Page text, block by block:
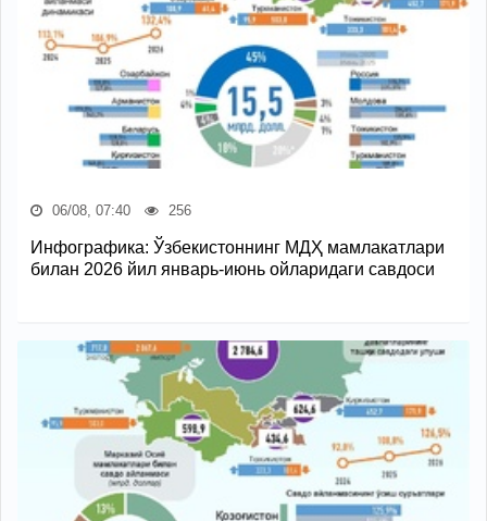
06/08, 07:40 256
Инфографика: Ўзбекистоннинг МДҲ мамлакатлари
билан 2026 йил январь-июнь ойларидаги савдоси